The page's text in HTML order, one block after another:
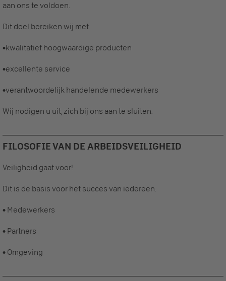
aan ons te voldoen.
Dit doel bereiken wij met
•kwalitatief hoogwaardige producten
•excellente service
•verantwoordelijk handelende medewerkers
Wij nodigen u uit, zich bij ons aan te sluiten.
FILOSOFIE VAN DE ARBEIDSVEILIGHEID
Veiligheid gaat voor!
Dit is de basis voor het succes van iedereen.
• Medewerkers
• Partners
• Omgeving